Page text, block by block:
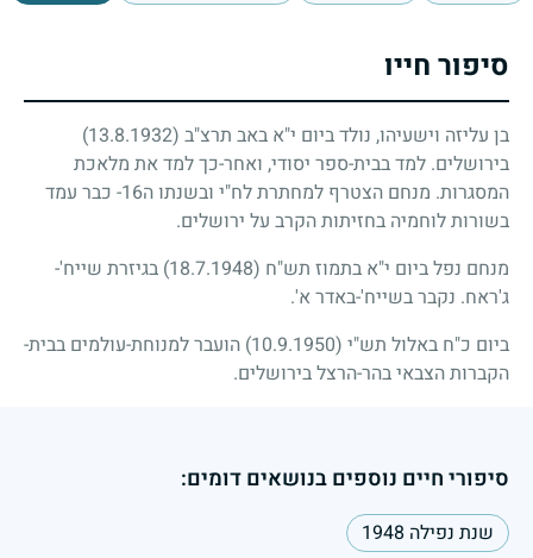
סיפור חייו
בן עליזה וישעיהו, נולד ביום י"א באב תרצ"ב (13.8.1932)
בירושלים. למד בבית-ספר יסודי, ואחר-כך למד את מלאכת
המסגרות. מנחם הצטרף למחתרת לח"י ובשנתו ה16- כבר עמד
בשורות לוחמיה בחזיתות הקרב על ירושלים.
מנחם נפל ביום י"א בתמוז תש"ח (18.7.1948)
בגיזרת שייח'-
ג'ראח. נקבר בשייח'-באדר א'.
ביום כ"ח באלול תש"י (10.9.1950)
הועבר למנוחת-עולמים בבית-
הקברות הצבאי בהר-הרצל בירושלים.
סיפורי חיים נוספים בנושאים דומים:
שנת נפילה 1948